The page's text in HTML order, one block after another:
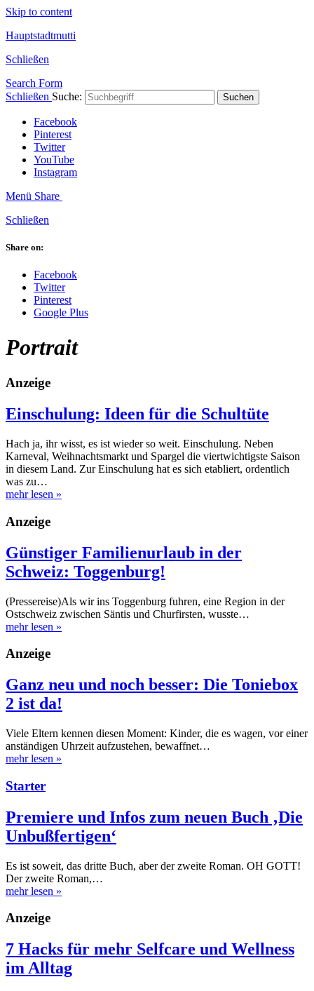
Skip to content
Hauptstadtmutti
Schließen
Search Form
Schließen Suche: Suchen
Facebook
Pinterest
Twitter
YouTube
Instagram
Menü Share
Schließen
Share on:
Facebook
Twitter
Pinterest
Google Plus
Portrait
Anzeige
Einschulung: Ideen für die Schultüte
Hach ja, ihr wisst, es ist wieder so weit. Einschulung. Neben
Karneval, Weihnachtsmarkt und Spargel die viertwichtigste Saison
in diesem Land. Zur Einschulung hat es sich etabliert, ordentlich
was zu…
mehr lesen »
Anzeige
Günstiger Familienurlaub in der
Schweiz: Toggenburg!
(Pressereise)Als wir ins Toggenburg fuhren, eine Region in der
Ostschweiz zwischen Säntis und Churfirsten, wusste…
mehr lesen »
Anzeige
Ganz neu und noch besser: Die Toniebox
2 ist da!
Viele Eltern kennen diesen Moment: Kinder, die es wagen, vor einer
anständigen Uhrzeit aufzustehen, bewaffnet…
mehr lesen »
Starter
Premiere und Infos zum neuen Buch ‚Die
Unbußfertigen‘
Es ist soweit, das dritte Buch, aber der zweite Roman. OH GOTT!
Der zweite Roman,…
mehr lesen »
Anzeige
7 Hacks für mehr Selfcare und Wellness
im Alltag